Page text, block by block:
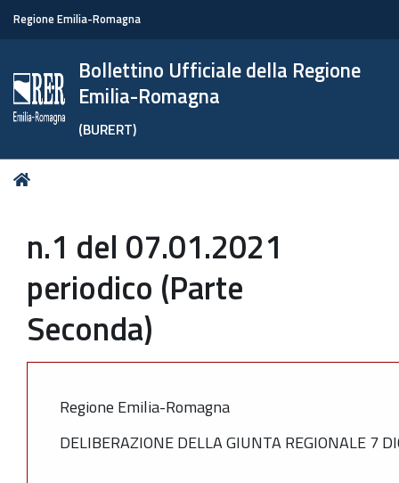
Regione Emilia-Romagna
Bollettino Ufficiale della Regione
Emilia-Romagna
(BURERT)
Tu
n.1 del 07.01.2021
periodico (Parte
Seconda)
Regione Emilia-Romagna
DELIBERAZIONE DELLA GIUNTA REGIONALE 7